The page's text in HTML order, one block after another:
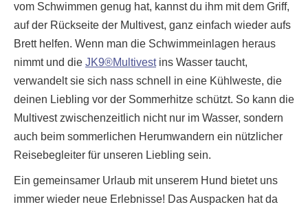
vom Schwimmen genug hat, kannst du ihm mit dem Griff,
auf der Rückseite der Multivest, ganz einfach wieder aufs
Brett helfen. Wenn man die Schwimmeinlagen heraus
nimmt und die JK9®Multivestins Wasser taucht,
verwandelt sie sich nass schnell in eine Kühlweste, die
deinen Liebling vor der Sommerhitze schützt. So kann die
Multivest zwischenzeitlich nicht nur im Wasser, sondern
auch beim sommerlichen Herumwandern ein nützlicher
Reisebegleiter für unseren Liebling sein.
Ein gemeinsamer Urlaub mit unserem Hund bietet uns
immer wieder neue Erlebnisse! Das Auspacken hat da